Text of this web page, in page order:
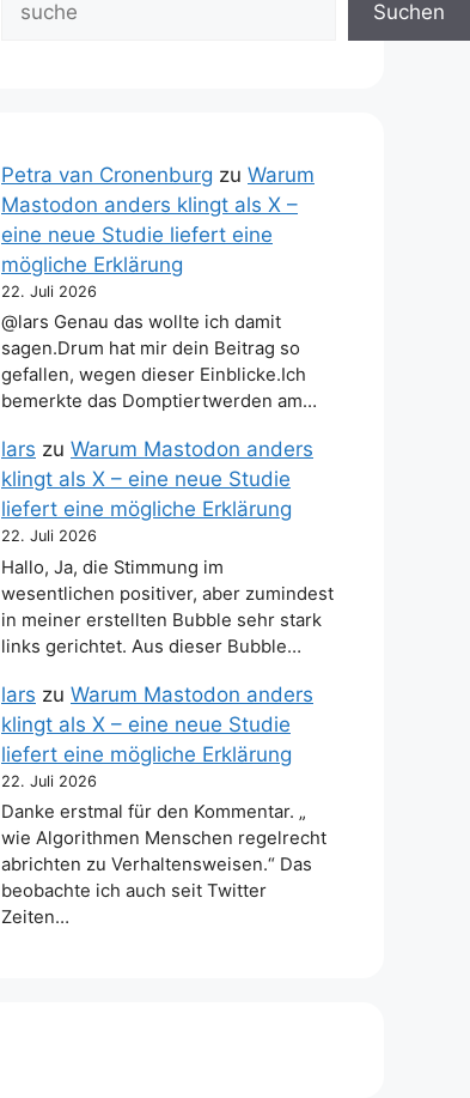
Suchen
Petra van Cronenburg zu Warum
Mastodon anders klingt als X –
eine neue Studie liefert eine
mögliche Erklärung
22. Juli 2026
@lars Genau das wollte ich damit
sagen.Drum hat mir dein Beitrag so
gefallen, wegen dieser Einblicke.Ich
bemerkte das Domptiertwerden am…
lars zu Warum Mastodon anders
klingt als X – eine neue Studie
liefert eine mögliche Erklärung
22. Juli 2026
Hallo, Ja, die Stimmung im
wesentlichen positiver, aber zumindest
in meiner erstellten Bubble sehr stark
links gerichtet. Aus dieser Bubble…
lars zu Warum Mastodon anders
klingt als X – eine neue Studie
liefert eine mögliche Erklärung
22. Juli 2026
Danke erstmal für den Kommentar. „
wie Algorithmen Menschen regelrecht
abrichten zu Verhaltensweisen.“ Das
beobachte ich auch seit Twitter
Zeiten…